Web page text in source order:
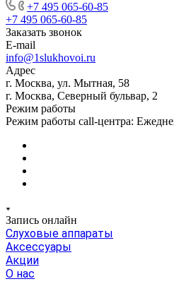
+7 495 065-60-85
+7 495 065-60-85
Заказать звонок
E-mail
info@1slukhovoi.ru
Адрес
г. Москва, ул. Мытная, 58
г. Москва, Северный бульвар, 2
Режим работы
Режим работы call-центра:
Запись онлайн
Слуховые аппараты
Аксессуары
Акции
О нас